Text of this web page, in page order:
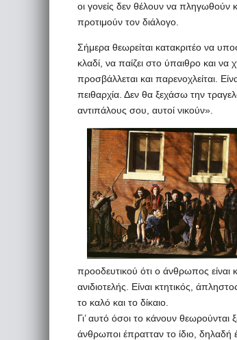
οι γονείς δεν θέλουν να πληγωθούν
προτιμούν τον διάλογο.
Σήμερα θεωρείται κατακριτέο να
κλαδί, να παίζει στο ύπαιθρο και να
προσβάλλεται και παρενοχλείται.
πειθαρχία. Δεν θα ξεχάσω την
αντιπάλους σου, αυτοί νικούν».
προοδευτικού ότι ο άνθρωπος είναι
ανιδιοτελής. Είναι κτητικός,
το καλό και το δίκαιο.
Γι’ αυτό όσοι το κάνουν θεωρούνται
άνθρωποι έπρατταν το ίδιο, δηλαδή